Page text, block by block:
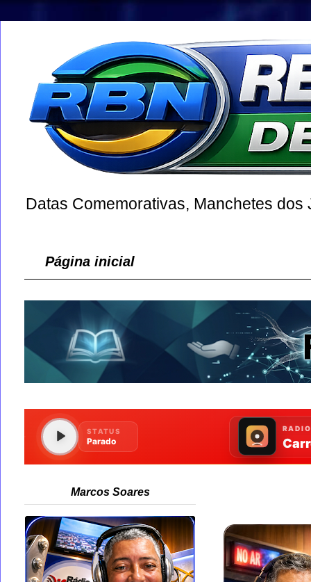
Datas Comemorativas, Manchetes
Página inicial
Marcos Soares